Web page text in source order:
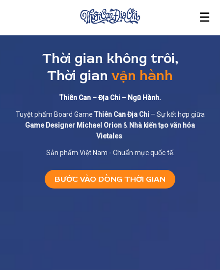
☰
Thời gian không trôi,
Thời gian vận hành
Thiên Can – Địa Chi – Ngũ Hành.
Tuyệt phẩm Board Game Thiên Can Địa Chi– Sự kết hợp giữa
Game Designer Michael Orion& Nhà kiến tạo văn hóa
Vietales
Sản phẩm Việt Nam - Chuẩn mực quốc tế.
BƯỚC VÀO DÒNG THỜI GIAN
BƯỚC VÀO DÒNG THỜI GIAN